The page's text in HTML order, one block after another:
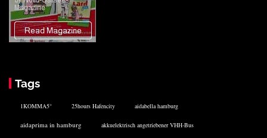
Tags
1KOMMA5° 25hours Hafencity aidabella hamburg
aidaprima in hamburg akkuelektrisch angetriebener VHH-Bus